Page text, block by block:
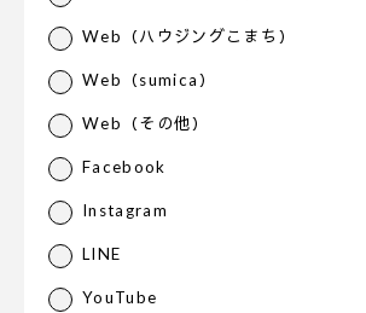
Web（ハウジングこまち）
Web（sumica）
Web（その他）
Facebook
Instagram
LINE
YouTube